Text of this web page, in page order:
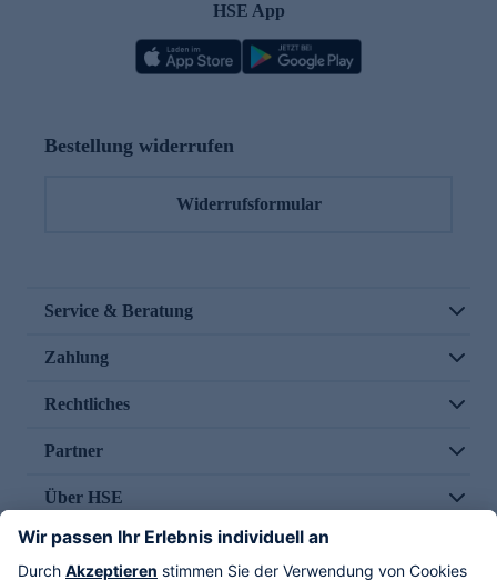
HSE App
Bestellung widerrufen
Widerrufsformular
Service & Beratung
Zahlung
Rechtliches
Partner
Über HSE
Im TV